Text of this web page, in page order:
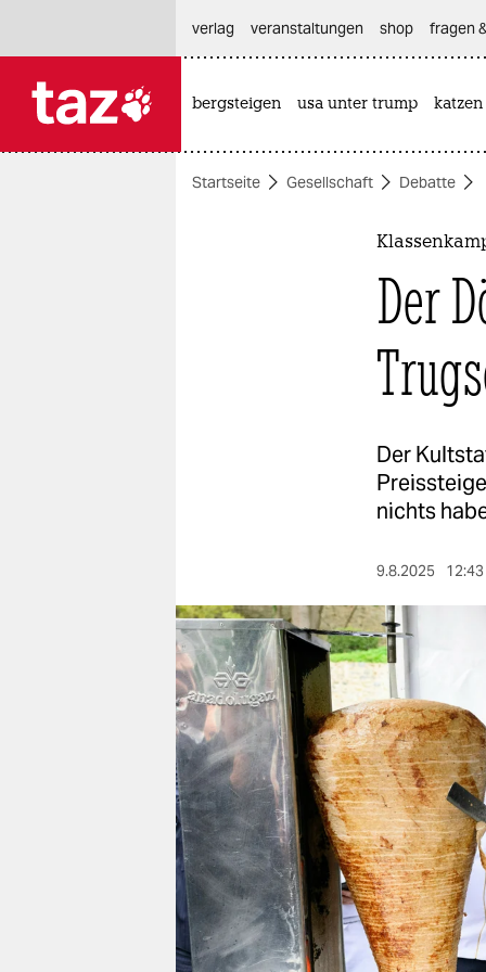
themen
verlag
verlag
veranstaltungen
shop
fragen & hilfe
unterstützen
abo
genossenschaft
verlag
veranstaltungen shop fragen
bergsteigen usa unter trump katzen
Startseite Gesellschaft Debatte
Der
Der
nichts
9.8.2025